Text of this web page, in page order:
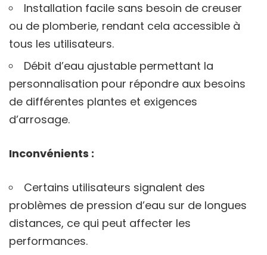
Installation facile sans besoin de creuser
ou de plomberie, rendant cela accessible à
tous les utilisateurs.
Débit d’eau ajustable permettant la
personnalisation pour répondre aux besoins
de différentes plantes et exigences
d’arrosage.
Inconvénients :
Certains utilisateurs signalent des
problèmes de pression d’eau sur de longues
distances, ce qui peut affecter les
performances.